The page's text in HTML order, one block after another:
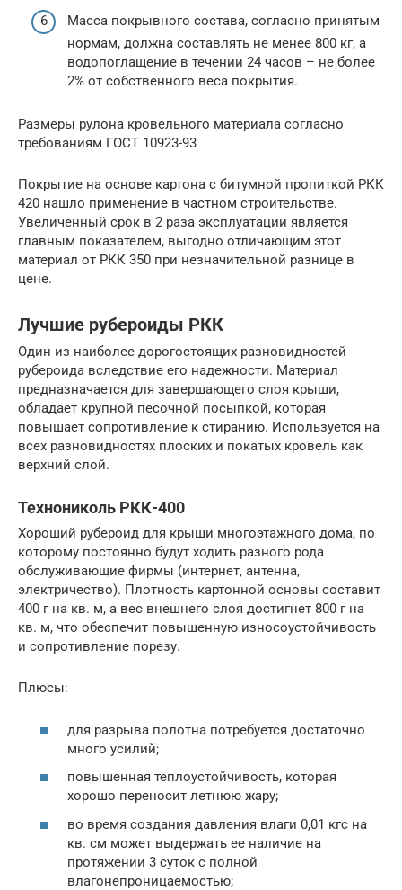
Масса покрывного состава, согласно принятым
нормам, должна составлять не менее 800 кг, а
водопоглащение в течении 24 часов – не более
2% от собственного веса покрытия.
Размеры рулона кровельного материала согласно
требованиям ГОСТ 10923-93
Покрытие на основе картона с битумной пропиткой РКК
420 нашло применение в частном строительстве.
Увеличенный срок в 2 раза эксплуатации является
главным показателем, выгодно отличающим этот
материал от РКК 350 при незначительной разнице в
цене.
Лучшие рубероиды РКК
Один из наиболее дорогостоящих разновидностей
рубероида вследствие его надежности. Материал
предназначается для завершающего слоя крыши,
обладает крупной песочной посыпкой, которая
повышает сопротивление к стиранию. Используется на
всех разновидностях плоских и покатых кровель как
верхний слой.
Технониколь РКК-400
Хороший рубероид для крыши многоэтажного дома, по
которому постоянно будут ходить разного рода
обслуживающие фирмы (интернет, антенна,
электричество). Плотность картонной основы составит
400 г на кв. м, а вес внешнего слоя достигнет 800 г на
кв. м, что обеспечит повышенную износоустойчивость
и сопротивление порезу.
Плюсы:
для разрыва полотна потребуется достаточно
много усилий;
повышенная теплоустойчивость, которая
хорошо переносит летнюю жару;
во время создания давления влаги 0,01 кгс на
кв. см может выдержать ее наличие на
протяжении 3 суток с полной
влагонепроницаемостью;